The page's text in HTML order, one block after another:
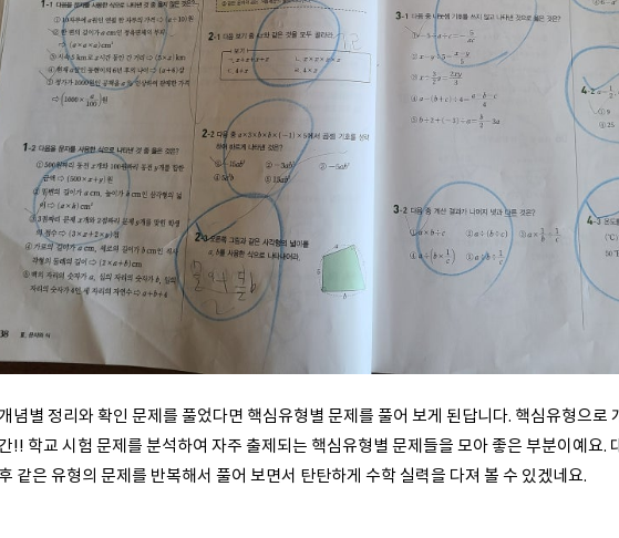
념별 정리와 확인 문제를 풀었다면 핵심유형별 문제를 풀어 보게 된답니다. 핵심유형으로
!! 학교 시험 문제를 분석하여 자주 출제되는 핵심유형별 문제들을 모아 좋은 부분이예요.
같은 유형의 문제를 반복해서 풀어 보면서 탄탄하게 수학 실력을 다져 볼 수 있겠네요.